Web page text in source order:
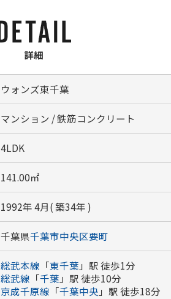
詳細
ウォンズ東千葉
マンション / 鉄筋コンクリート
4LDK
141.00㎡
1992年 4月( 築34年 )
千葉県千葉市中央区要町
総武本線 「東千葉 」駅 徒歩1分
総武線 「千葉 」駅 徒歩10分
京成千原線 「千葉中央 」駅 徒歩18分